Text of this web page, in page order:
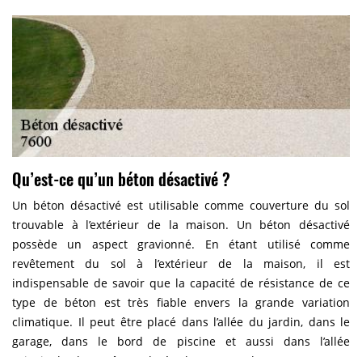
Qu’est-ce qu’un béton désactivé ?
Un béton désactivé est utilisable comme couverture du sol
trouvable à l’extérieur de la maison. Un béton désactivé
possède un aspect gravionné. En étant utilisé comme
revêtement du sol à l’extérieur de la maison, il est
indispensable de savoir que la capacité de résistance de ce
type de béton est très fiable envers la grande variation
climatique. Il peut être placé dans l’allée du jardin, dans le
garage, dans le bord de piscine et aussi dans l’allée